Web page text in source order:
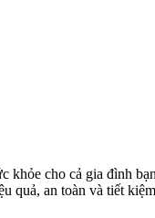
khỏe cho cả gia đình
quả, an toàn và tiết